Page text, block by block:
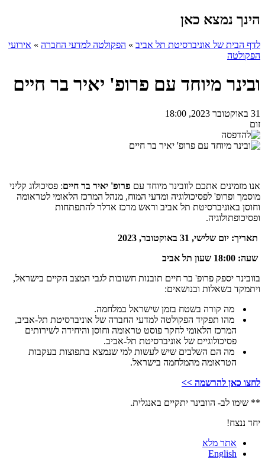
הינך נמצא כאן
לדף הבית של אוניברסיטת תל אביב » הפקולטה למדעי החברה » אירועי
הפקולטה
ובינר מיוחד עם פרופ' יאיר בר חיים
31 באוקטובר 2023, 18:00
זום
אנו מזמינים אתכם לוובינר מיוחד עם פרופ' יאיר בר חיים: פסיכולוג קליני
מוסמך ופרופ' לפסיכולוגיה ומדעי המוח, מנהל המרכז הלאומי לטראומה
וחוסן באוניברסיטת תל אביב וראש מרכז אדלר להתפתחות
ופסיכופתולוגיה.
תאריך: יום שלישי, 31 באוקטובר, 2023
שעה: 18:00 שעון תל אביב
בוובינר יספק פרופ' בר חיים תובנות חשובות לגבי המצב הקיים בישראל,
ויתמקד בשאלות ובנושאים:
​ מה קורה בשטח בזמן שישראל במלחמה.
​ מהו תפקיד הפקולטה למדעי החברה של אוניברסיטת תל-אביב,
המרכז הלאומי לחקר פוסט טראומה וחוסן והיחידה לשירותים
פסיכולוגיים של אוניברסיטת תל-אביב.
​ מה הם השלבים שיש לעשות למי שנמצא בתפוצות בעקבות
הטראומה מהמלחמה בישראל.
לחצו כאן להרשמה >>
** שימו לב- הוובינר יתקיים באנגלית.
יחד ננצח!
אתר מלא
English